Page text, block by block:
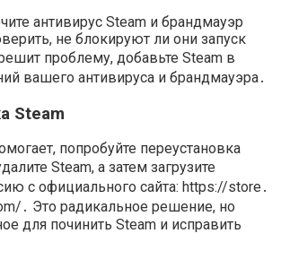
антивирус Steam и брандмауэр
не блокируют ли они запуск
проблему, добавьте Steam в
вашего антивируса и брандмауэра․
Steam
попробуйте переустановка
Steam, а затем загрузите
с официального сайта: https://store․
․ Это радикальное решение, но
для починить Steam и исправить